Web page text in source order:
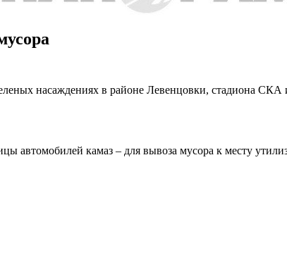
насаждениях в районе Левенцовки, стадиона
автомобилей камаз – для вывоза мусора к месту